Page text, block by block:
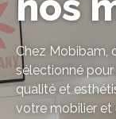
Bibliothèque
Chez Mobibam,
sélectionné
qualité et
votre mobilier et